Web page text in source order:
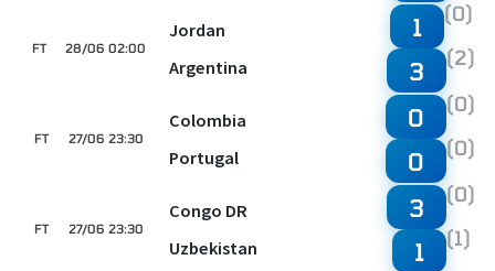
28/06 02:00
FT
Jordan
Argentina
1 (0)
3 (2)
27/06 23:30
FT
Colombia
Portugal
0 (0)
0 (0)
27/06 23:30
FT
Congo DR
Uzbekistan
3 (0)
1 (1)